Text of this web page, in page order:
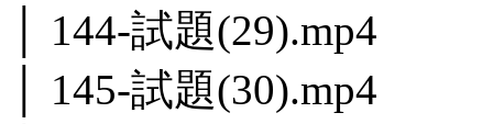
│ 144-試題(29).mp4
│ 145-試題(30).mp4